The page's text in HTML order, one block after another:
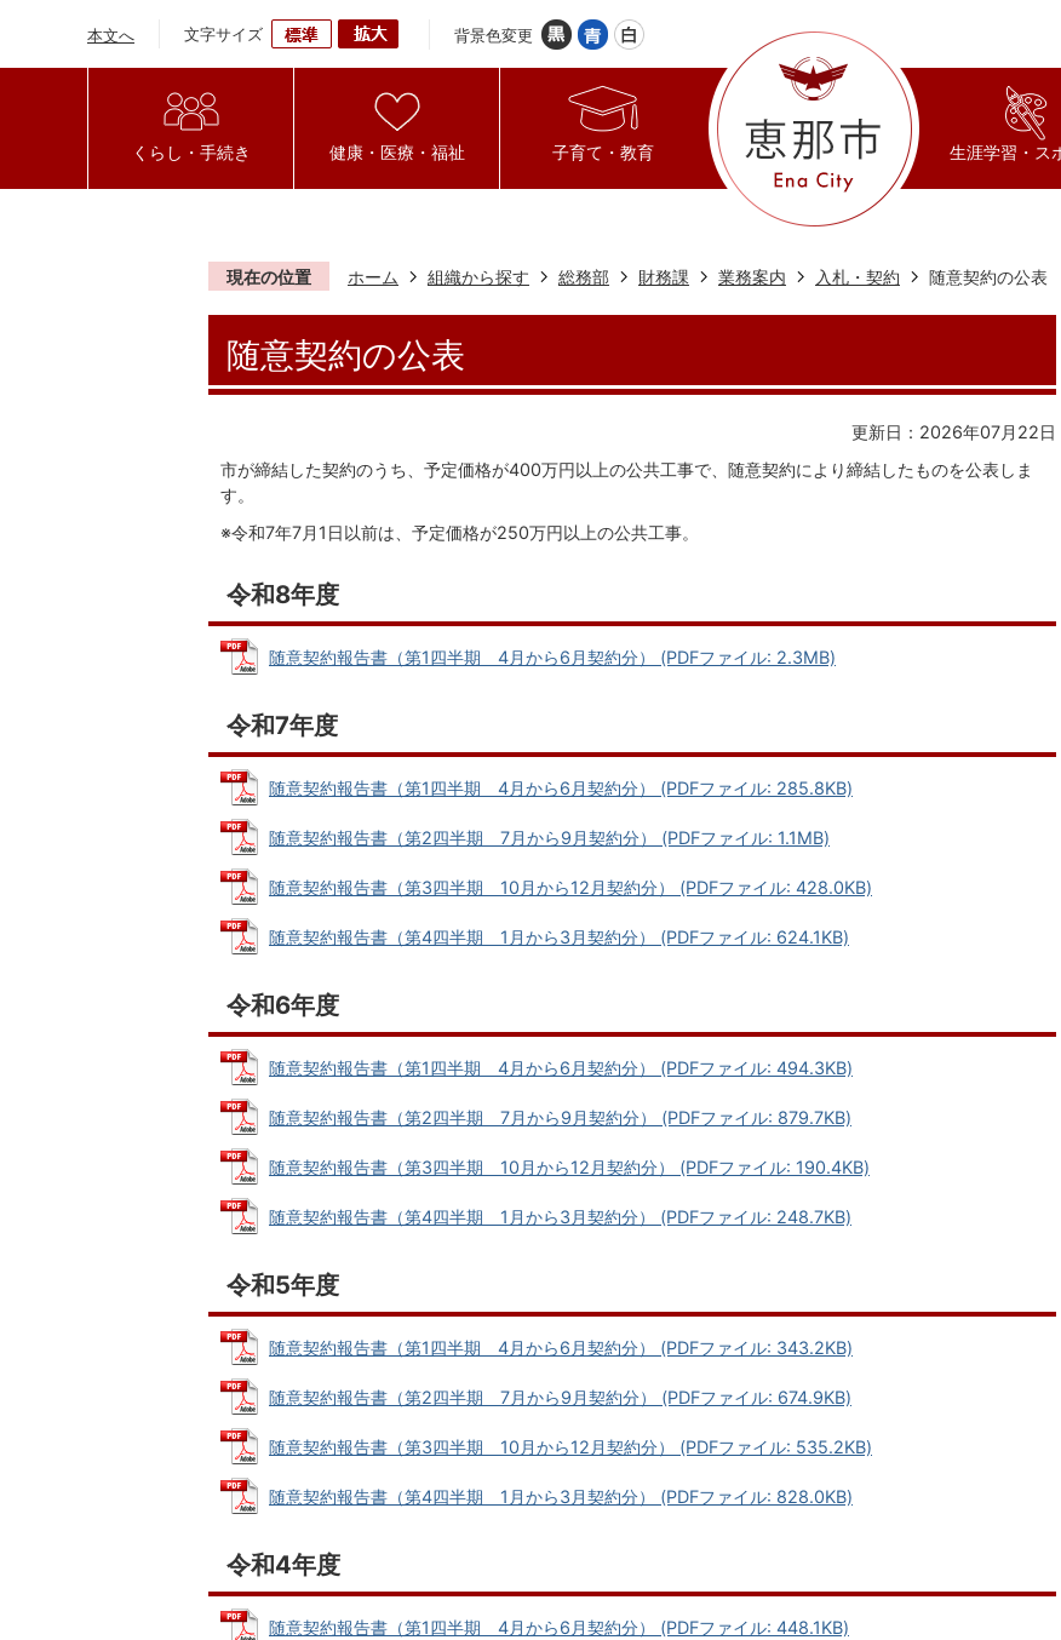
本文へ 文字サイズ 背景色変更
くらし・手続き 健康・医療・福祉 子育て・教育 生涯学習・ス
現在の位置 ホーム 組織から探す 総務部 財務課 業務案内 入札・契約 随意契約の公表
随意契約の公表
更新日：2026年07月22日
市が締結した契約のうち、予定価格が400万円以上の公共工事で、随意契約により締結したものを公表しま
す。
※令和7年7月1日以前は、予定価格が250万円以上の公共工事。
令和8年度
随意契約報告書（第1四半期 4月から6月契約分） (PDFファイル: 2.3MB)
令和7年度
随意契約報告書（第1四半期 4月から6月契約分） (PDFファイル: 285.8KB)
随意契約報告書（第2四半期 7月から9月契約分） (PDFファイル: 1.1MB)
随意契約報告書（第3四半期 10月から12月契約分） (PDFファイル: 428.0KB)
随意契約報告書（第4四半期 1月から3月契約分） (PDFファイル: 624.1KB)
令和6年度
随意契約報告書（第1四半期 4月から6月契約分） (PDFファイル: 494.3KB)
随意契約報告書（第2四半期 7月から9月契約分） (PDFファイル: 879.7KB)
随意契約報告書（第3四半期 10月から12月契約分） (PDFファイル: 190.4KB)
随意契約報告書（第4四半期 1月から3月契約分） (PDFファイル: 248.7KB)
令和5年度
随意契約報告書（第1四半期 4月から6月契約分） (PDFファイル: 343.2KB)
随意契約報告書（第2四半期 7月から9月契約分） (PDFファイル: 674.9KB)
随意契約報告書（第3四半期 10月から12月契約分） (PDFファイル: 535.2KB)
随意契約報告書（第4四半期 1月から3月契約分） (PDFファイル: 828.0KB)
令和4年度
随意契約報告書（第1四半期 4月から6月契約分） (PDFファイル: 448.1KB)